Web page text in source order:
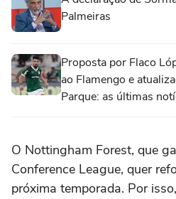
Palmeiras
Proposta por Flaco
ao Flamengo e
Parque: as últimas
O Nottingham Forest, que
Conference League, quer
próxima temporada. Por